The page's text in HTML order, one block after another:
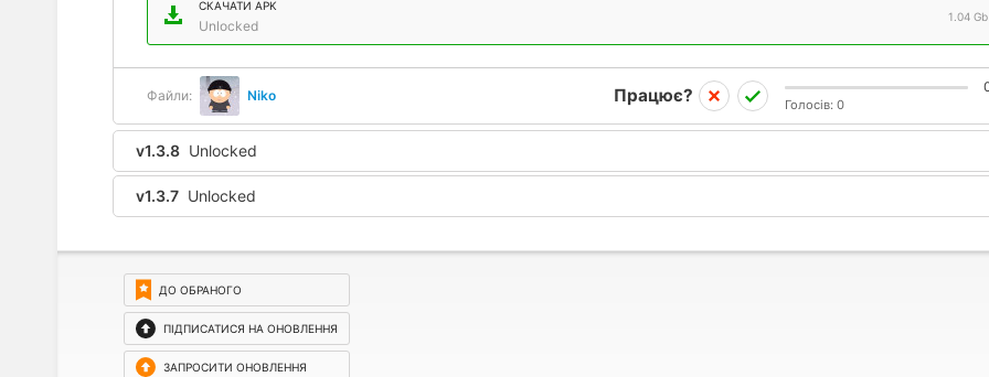
СКАЧАТИ APK
Unlocked
1.04 Gb
Файли: Niko Працює? Голосів: 0
v1.3.8 Unlocked
v1.3.7 Unlocked
ДО ОБРАНОГО
ПІДПИСАТИСЯ НА ОНОВЛЕННЯ
ЗАПРОСИТИ ОНОВЛЕННЯ